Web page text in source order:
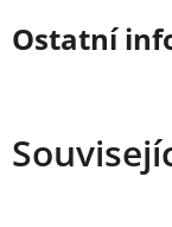
Ostatní